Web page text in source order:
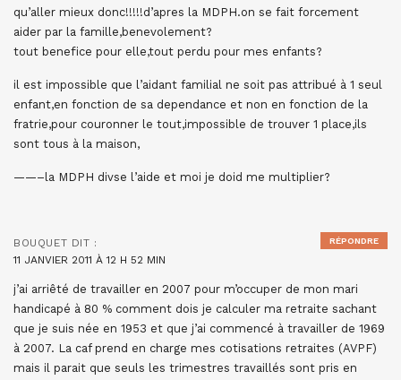
qu’aller mieux donc!!!!!d’apres la MDPH.on se fait forcement
aider par la famille,benevolement?
tout benefice pour elle,tout perdu pour mes enfants?
il est impossible que l’aidant familial ne soit pas attribué à 1 seul
enfant,en fonction de sa dependance et non en fonction de la
fratrie,pour couronner le tout,impossible de trouver 1 place,ils
sont tous à la maison,
——–la MDPH divse l’aide et moi je doid me multiplier?
BOUQUET DIT :
11 JANVIER 2011 À 12 H 52 MIN
j’ai arriêté de travailler en 2007 pour m’occuper de mon mari
handicapé à 80 % comment dois je calculer ma retraite sachant
que je suis née en 1953 et que j’ai commencé à travailler de 1969
à 2007. La caf prend en charge mes cotisations retraites (AVPF)
mais il parait que seuls les trimestres travaillés sont pris en
RÉPONDRE